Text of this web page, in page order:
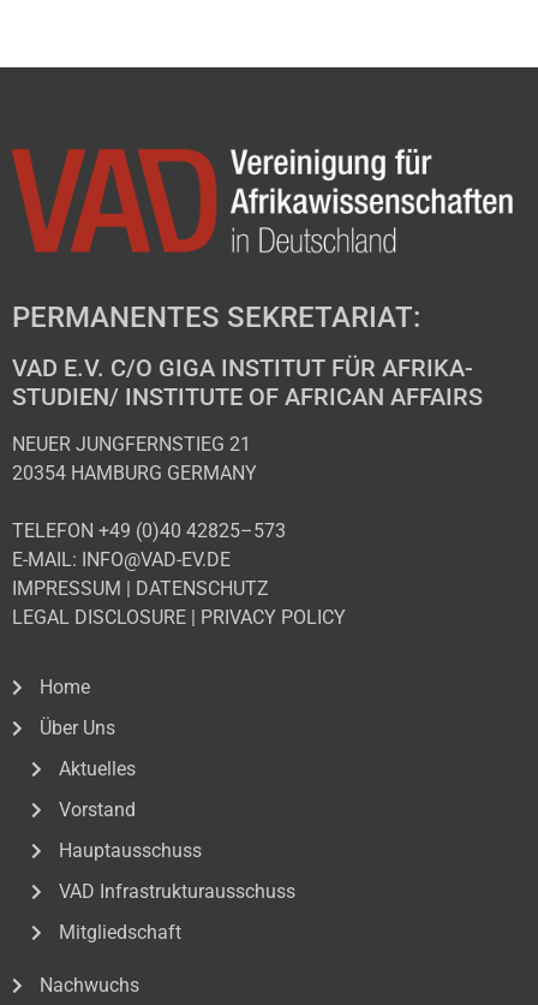
PERMANENTES SEKRETARIAT:
VAD E.V. C/O GIGA INSTITUT FÜR AFRIKA-
STUDIEN/ INSTITUTE OF AFRICAN AFFAIRS
NEUER JUNGFERNSTIEG 21
20354 HAMBURG GERMANY
TELEFON +49 (0)40 42825–573
E-MAIL: INFO@VAD-EV.DE
IMPRESSUM | DATENSCHUTZ
LEGAL DISCLOSURE | PRIVACY POLICY
Home
Über Uns
Aktuelles
Vorstand
Hauptausschuss
VAD Infrastrukturausschuss
Mitgliedschaft
Nachwuchs